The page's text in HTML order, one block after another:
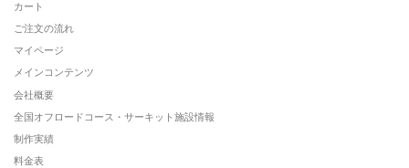
カート
ご注文の流れ
マイページ
メインコンテンツ
会社概要
全国オフロードコース・サーキット施設情報
制作実績
料金表